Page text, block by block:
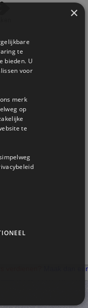
verdienen? Maak dan
×
te
bieden. U
voor
merk
op
te